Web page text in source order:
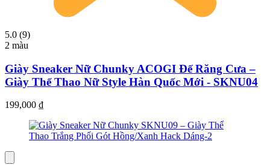
5.0 (9)
2 màu
Giày Sneaker Nữ Chunky ACOGI Đế Răng Cưa –
Giày Thể Thao Nữ Style Hàn Quốc Mới - SKNU04
199,000 ₫